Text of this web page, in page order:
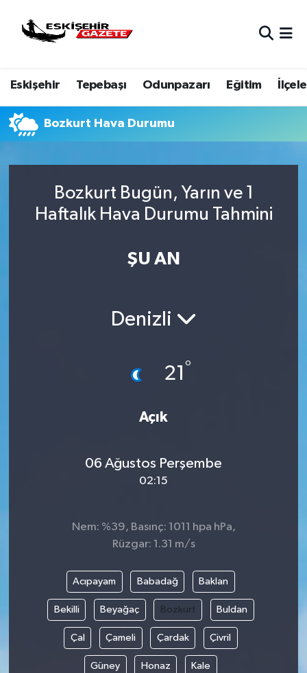
Eskişehir Tepebaşı Odunpazarı Eğitim
Bozkurt Hava Durumu
Bozkurt Bugün, Yarın ve 1
Haftalık Hava Durumu Tahmini
ŞU AN
Denizli
21°
Açık
06 Ağustos Perşembe
02:15
Nem: %39, Basınç: 1011 hpa hPa,
Rüzgar: 1.31 m/s
Acıpayam Babadağ Baklan
Bekilli Beyağaç Bozkurt Buldan
Çal Çameli Çardak Çivril
Güney Honaz Kale
Hava Durumu
Eskişehir Namaz Vakitleri
Süper Lig Puan Durumu ve Fikstür
Son Dakika Haberleri